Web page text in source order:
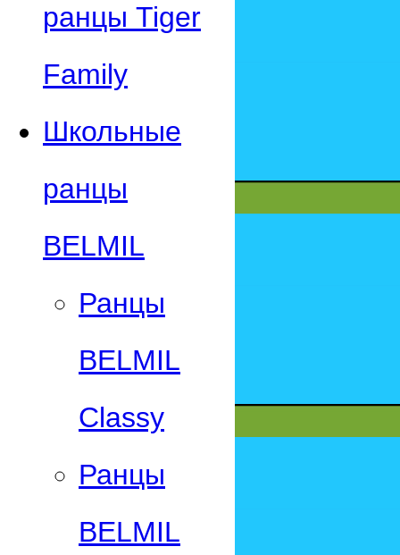
ранцы Tiger
Family
Школьные
ранцы
BELMIL
Ранцы
BELMIL
Classy
Ранцы
BELMIL